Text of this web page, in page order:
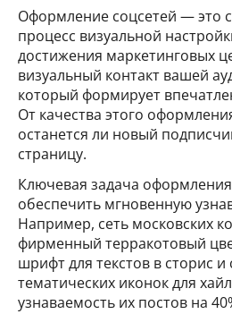
Оформление соцсетей — это
процесс визуальной
достижения маркетинговых
визуальный контакт вашей
который формирует
От качества этого
останется ли новый
страницу.
Ключевая задача
обеспечить мгновенную
Например, сеть московских
фирменный терракотовый
шрифт для текстов в сторис
тематических иконок для
узнаваемость их постов на